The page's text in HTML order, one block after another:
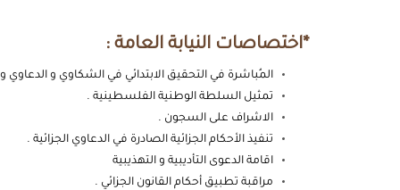
*اختصاصات النيابة العامة :
المُباشرة في التحقيق الابتدائي في الشكاوي و الدعاوي
تمثيل السلطة الوطنية الفلسطينية .
الاشراف على السجون .
تنفيذ الأحكام الجزائية الصادرة في الدعاوي الجزائية .
اقامة الدعوى التأديبية و التهذيبية
مراقبة تطبيق أحكام القانون الجزائي .